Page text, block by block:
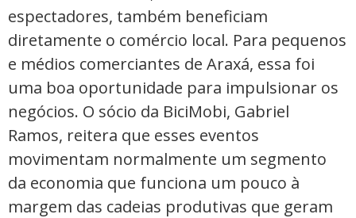
espectadores, também beneficiam
diretamente o comércio local. Para pequenos
e médios comerciantes de Araxá, essa foi
uma boa oportunidade para impulsionar os
negócios. O sócio da BiciMobi, Gabriel
Ramos, reitera que esses eventos
movimentam normalmente um segmento
da economia que funciona um pouco à
margem das cadeias produtivas que geram